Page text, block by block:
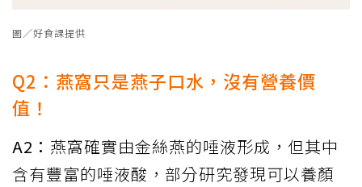
圖／好食課提供
Q2：燕窩只是燕子口水，沒有營養價
值！
A2： 燕窩確實由金絲燕的唾液形成，但其中
含有豐富的唾液酸，部分研究發現可以養顏